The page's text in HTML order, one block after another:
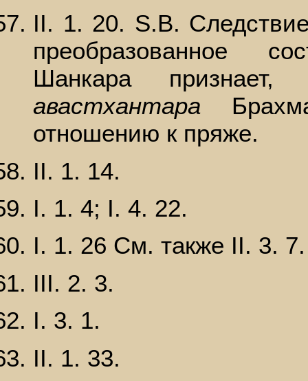
II. 1. 20. S.В.
преобразованное
Шанкара
авастхантара
отношению к пряже.
II. 1. 14.
I. 1. 4; I. 4. 22.
I. 1. 26 См. также II. 3. 7.
III. 2. 3.
I. 3. 1.
II. 1. 33.